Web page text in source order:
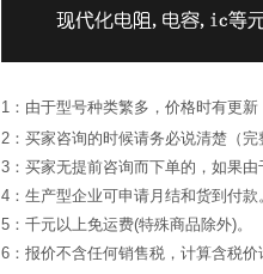
1：由于型号种类繁多，价格时有更
2：买家咨询的时候请务必说清楚（
3：买家无提前咨询而下单的，如果
4：生产型企业可申请月结和货到付款
5：千元以上免运费(特殊商品除外)。
6：报价不含任何销售税，计算含税价